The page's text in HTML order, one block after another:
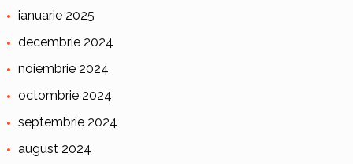
ianuarie 2025
decembrie 2024
noiembrie 2024
octombrie 2024
septembrie 2024
august 2024